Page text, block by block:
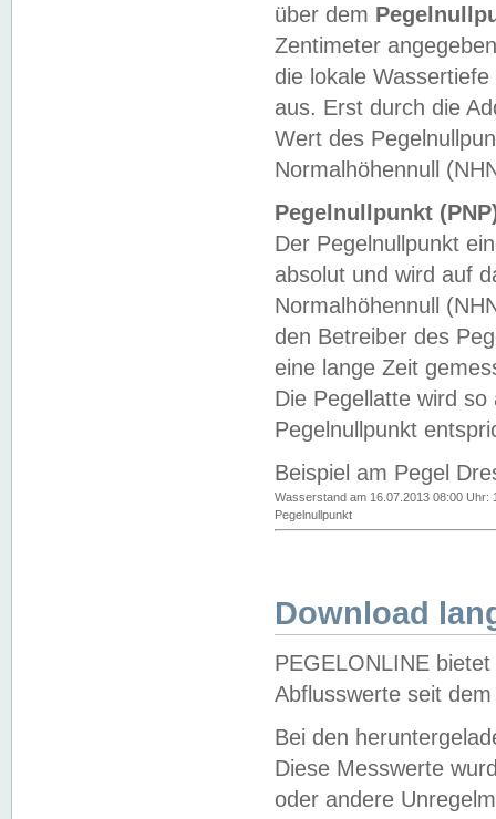
über dem
Zentimeter
die lokale
aus. Erst durch die
Wert des
Normalhöhennull
Pegelnullpunkt
Der Pegelnullpunkt
absolut und wird auf
Normalhöhennull
den Betreiber des
eine lange Zeit
Die Pegellatte wird
Pegelnullpunkt
Beispiel am Pegel
Wasserstand am 16.07.2013 08:00 Uhr:
Pegelnullpunkt
Download
PEGELONLINE
Abflusswerte seit
Bei den
Diese Messwerte
oder andere